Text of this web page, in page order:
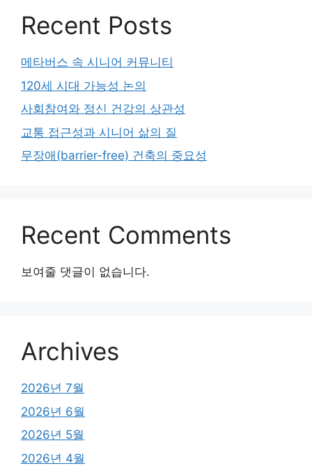
Recent Posts
메타버스 속 시니어 커뮤니티
120세 시대 가능성 논의
사회참여와 정신 건강의 상관성
교통 접근성과 시니어 삶의 질
무장애(barrier-free) 건축의 중요성
Recent Comments
보여줄 댓글이 없습니다.
Archives
2026년 7월
2026년 6월
2026년 5월
2026년 4월